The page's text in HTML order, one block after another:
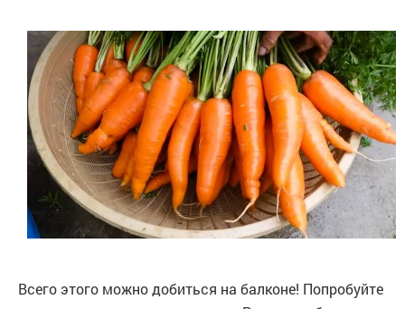
Всего этого можно добиться на балконе! Попробуйте